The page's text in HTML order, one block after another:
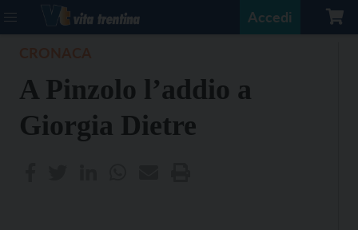
Accedi
A Pinzolo l’addio a
Giorgia Dietre